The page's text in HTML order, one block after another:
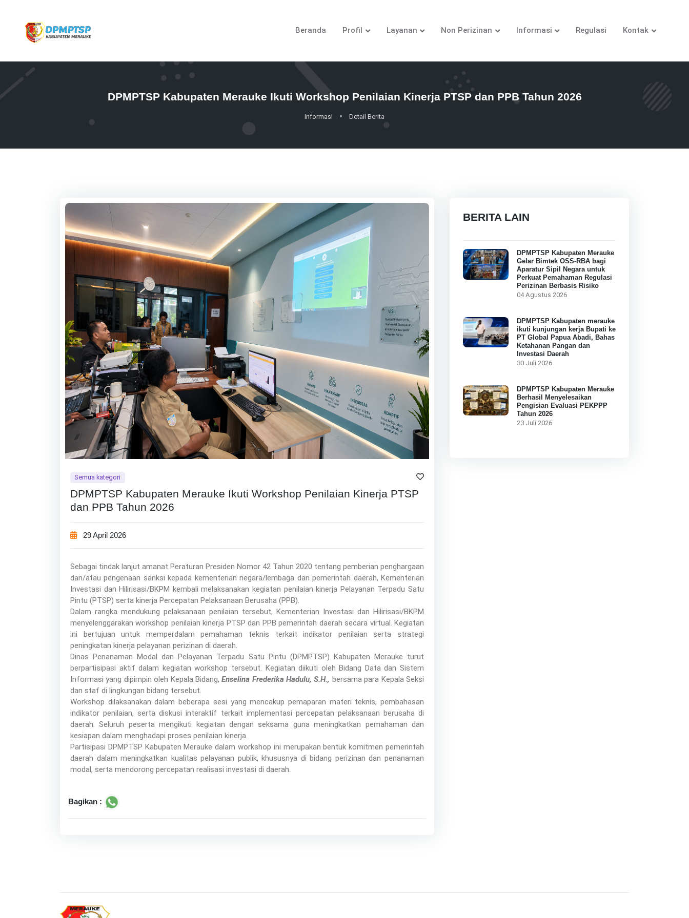
Beranda Profil Layanan Non Perizinan Informasi Regulasi Kontak
DPMPTSP Kabupaten Merauke Ikuti Workshop Penilaian Kinerja PTSP dan PPB Tahun 2026
Informasi Detail Berita
Semua kategori
DPMPTSP Kabupaten Merauke Ikuti Workshop Penilaian Kinerja PTSP
dan PPB Tahun 2026
29 April 2026
Sebagai tindak lanjut amanat Peraturan Presiden Nomor 42 Tahun 2020 tentang pemberian penghargaan
dan/atau pengenaan sanksi kepada kementerian negara/lembaga dan pemerintah daerah, Kementerian
Investasi dan Hilirisasi/BKPM kembali melaksanakan kegiatan penilaian kinerja Pelayanan Terpadu Satu
Pintu (PTSP) serta kinerja Percepatan Pelaksanaan Berusaha (PPB).
Dalam rangka mendukung pelaksanaan penilaian tersebut, Kementerian Investasi dan Hilirisasi/BKPM
menyelenggarakan workshop penilaian kinerja PTSP dan PPB pemerintah daerah secara virtual. Kegiatan
ini bertujuan untuk memperdalam pemahaman teknis terkait indikator penilaian serta strategi
peningkatan kinerja pelayanan perizinan di daerah.
Dinas Penanaman Modal dan Pelayanan Terpadu Satu Pintu (DPMPTSP) Kabupaten Merauke turut
berpartisipasi aktif dalam kegiatan workshop tersebut. Kegiatan diikuti oleh Bidang Data dan Sistem
Informasi yang dipimpin oleh Kepala Bidang,Enselina Frederika Hadulu, S.H., bersama para Kepala Seksi
dan staf di lingkungan bidang tersebut.
Workshop dilaksanakan dalam beberapa sesi yang mencakup pemaparan materi teknis, pembahasan
indikator penilaian, serta diskusi interaktif terkait implementasi percepatan pelaksanaan berusaha di
daerah. Seluruh peserta mengikuti kegiatan dengan seksama guna meningkatkan pemahaman dan
kesiapan dalam menghadapi proses penilaian kinerja.
Partisipasi DPMPTSP Kabupaten Merauke dalam workshop ini merupakan bentuk komitmen pemerintah
daerah dalam meningkatkan kualitas pelayanan publik, khususnya di bidang perizinan dan penanaman
modal, serta mendorong percepatan realisasi investasi di daerah.
Bagikan :
BERITA LAIN
DPMPTSP Kabupaten Merauke
Gelar Bimtek OSS-RBA bagi
Aparatur Sipil Negara untuk
Perkuat Pemahaman Regulasi
Perizinan Berbasis Risiko
04 Agustus 2026
DPMPTSP Kabupaten merauke
ikuti kunjungan kerja Bupati ke
PT Global Papua Abadi, Bahas
Ketahanan Pangan dan
Investasi Daerah
30 Juli 2026
DPMPTSP Kabupaten Merauke
Berhasil Menyelesaikan
Pengisian Evaluasi PEKPPP
Tahun 2026
23 Juli 2026